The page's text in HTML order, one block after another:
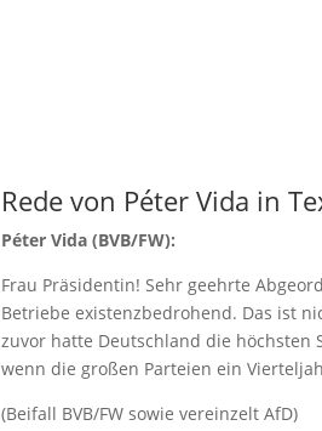
Rede von Péter Vida in
Péter Vida (BVB/FW):
Frau Präsidentin! Sehr geehrte
Betriebe existenzbedrohend. Das ist
zuvor hatte Deutschland die
wenn die großen Parteien ein
(Beifall BVB/FW sowie vereinzelt AfD)